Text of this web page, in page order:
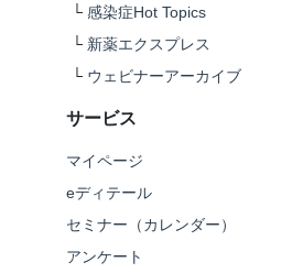
└ 感染症Hot Topics
└ 新薬エクスプレス
└ ウェビナーアーカイブ
サービス
マイページ
eディテール
セミナー（カレンダー）
アンケート